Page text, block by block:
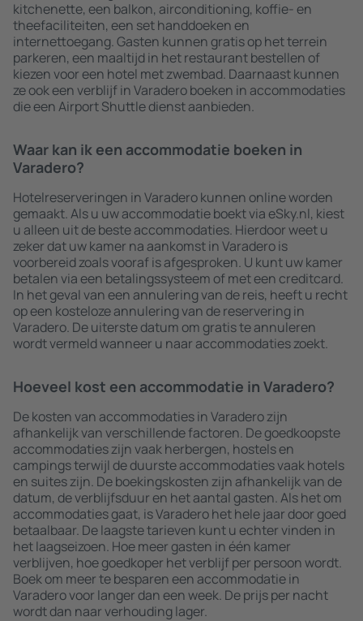
kitchenette, een balkon, airconditioning, koffie- en
theefaciliteiten, een set handdoeken en
internettoegang. Gasten kunnen gratis op het terrein
parkeren, een maaltijd in het restaurant bestellen of
kiezen voor een hotel met zwembad. Daarnaast kunnen
ze ook een verblijf in Varadero boeken in accommodaties
die een Airport Shuttle dienst aanbieden.
Waar kan ik een accommodatie boeken in
Varadero?
Hotelreserveringen in Varadero kunnen online worden
gemaakt. Als u uw accommodatie boekt via eSky.nl, kiest
u alleen uit de beste accommodaties. Hierdoor weet u
zeker dat uw kamer na aankomst in Varadero is
voorbereid zoals vooraf is afgesproken. U kunt uw kamer
betalen via een betalingssysteem of met een creditcard.
In het geval van een annulering van de reis, heeft u recht
op een kosteloze annulering van de reservering in
Varadero. De uiterste datum om gratis te annuleren
wordt vermeld wanneer u naar accommodaties zoekt.
Hoeveel kost een accommodatie in Varadero?
De kosten van accommodaties in Varadero zijn
afhankelijk van verschillende factoren. De goedkoopste
accommodaties zijn vaak herbergen, hostels en
campings terwijl de duurste accommodaties vaak hotels
en suites zijn. De boekingskosten zijn afhankelijk van de
datum, de verblijfsduur en het aantal gasten. Als het om
accommodaties gaat, is Varadero het hele jaar door goed
betaalbaar. De laagste tarieven kunt u echter vinden in
het laagseizoen. Hoe meer gasten in één kamer
verblijven, hoe goedkoper het verblijf per persoon wordt.
Boek om meer te besparen een accommodatie in
Varadero voor langer dan een week. De prijs per nacht
wordt dan naar verhouding lager.